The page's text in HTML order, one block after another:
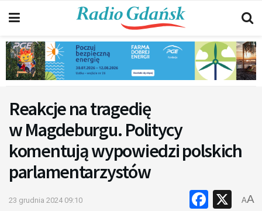
Reakcje na tragedię
w Magdeburgu. Politycy
komentują wypowiedzi polskich
parlamentarzystów
23 grudnia 2024 09:10 X
AA